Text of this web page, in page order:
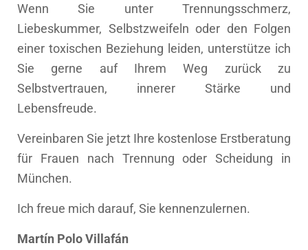
Wenn Sie unter Trennungsschmerz,
Liebeskummer, Selbstzweifeln oder den Folgen
einer toxischen Beziehung leiden, unterstütze ich
Sie gerne auf Ihrem Weg zurück zu
Selbstvertrauen, innerer Stärke und
Lebensfreude.
Vereinbaren Sie jetzt Ihre kostenlose Erstberatung
für Frauen nach Trennung oder Scheidung in
München.
Ich freue mich darauf, Sie kennenzulernen.
Martín Polo Villafán